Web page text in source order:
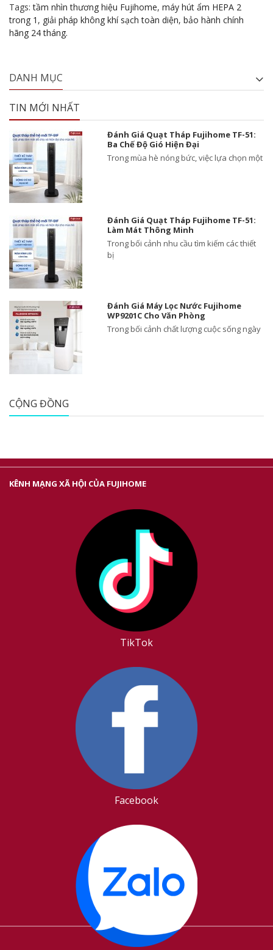
Tags:tầm nhìn thương hiệu Fujihome, máy hút ẩm HEPA 2
trong 1 , giải pháp không khí sạch toàn diện, bảo hành chính
hãng 24 tháng.
DANH MỤC
TIN MỚI NHẤT
Đánh Giá Quạt Tháp Fujihome TF-51:
Ba Chế Độ Gió Hiện Đại
Trong mùa hè nóng bức, việc lựa chọn một
Đánh Giá Quạt Tháp Fujihome TF-51:
Làm Mát Thông Minh
Trong bối cảnh nhu cầu tìm kiếm các thiết
bị
Đánh Giá Máy Lọc Nước Fujihome
WP9201C Cho Văn Phòng
Trong bối cảnh chất lượng cuộc sống ngày
CỘNG ĐỒNG
KÊNH MẠNG XÃ HỘI CỦA FUJIHOME
TikTok
Facebook